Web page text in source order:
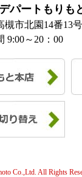
パートもりも
槻市北園14番13
9:00～20：00
Co.,Ltd. All Rights